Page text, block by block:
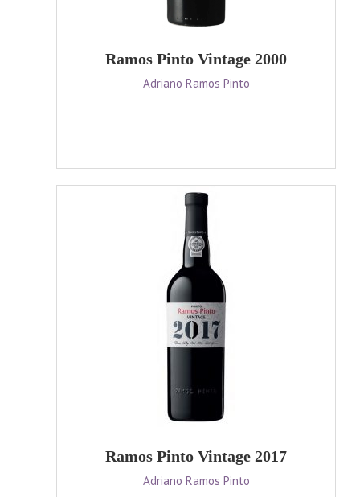
Ramos Pinto Vintage 2000
Adriano Ramos Pinto
Ramos Pinto Vintage 2017
Adriano Ramos Pinto